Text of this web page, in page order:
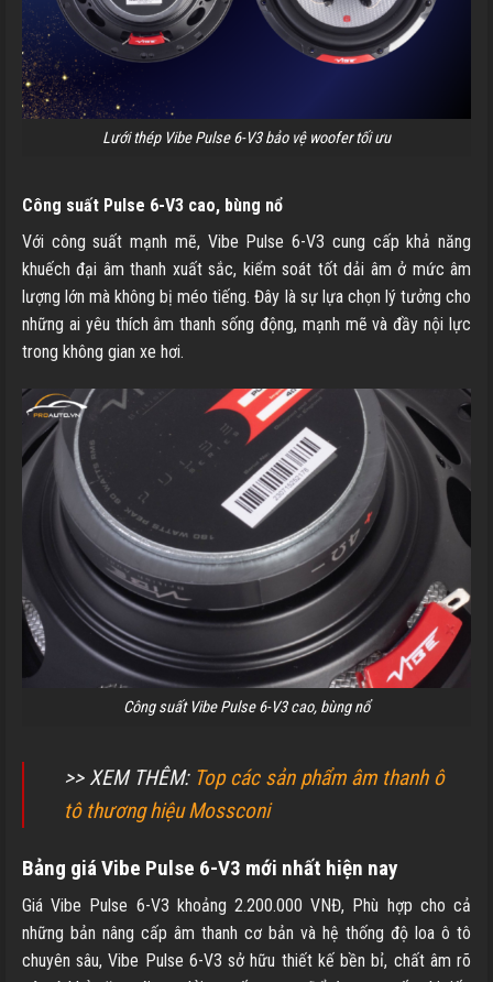
Lưới thép Vibe Pulse 6-V3 bảo vệ woofer tối ưu
Công suất Pulse 6-V3 cao, bùng nổ
Với công suất mạnh mẽ, Vibe Pulse 6-V3 cung cấp khả năng
khuếch đại âm thanh xuất sắc, kiểm soát tốt dải âm ở mức âm
lượng lớn mà không bị méo tiếng. Đây là sự lựa chọn lý tưởng cho
những ai yêu thích âm thanh sống động, mạnh mẽ và đầy nội lực
trong không gian xe hơi.
Công suất Vibe Pulse 6-V3 cao, bùng nổ
>> XEM THÊM: Top các sản phẩm âm thanh ô
tô thương hiệu Mossconi
Bảng giá Vibe Pulse 6-V3 mới nhất hiện nay
Giá Vibe Pulse 6-V3 khoảng 2.200.000 VNĐ, Phù hợp cho cả
những bản nâng cấp âm thanh cơ bản và hệ thống độ loa ô tô
chuyên sâu, Vibe Pulse 6-V3 sở hữu thiết kế bền bỉ, chất âm rõ